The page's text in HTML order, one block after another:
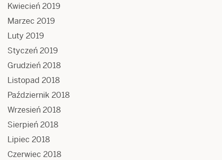
Kwiecień 2019
Marzec 2019
Luty 2019
Styczeń 2019
Grudzień 2018
Listopad 2018
Październik 2018
Wrzesień 2018
Sierpień 2018
Lipiec 2018
Czerwiec 2018